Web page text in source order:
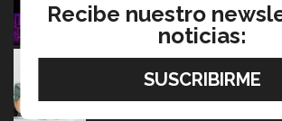
06 Agosto 2026
05 Agosto 2026
Recibe nuestro
noticias: